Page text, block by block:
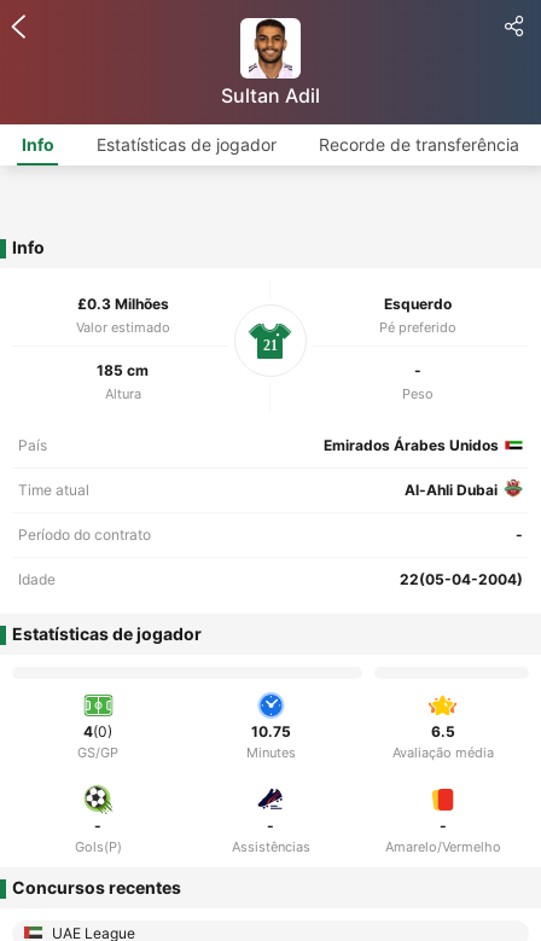
Sultan Adil
Info Estatísticas de jogador Recorde de transferência
Info
£0.3 Milhões
Valor estimado
Esquerdo
Pé preferido
185 cm
Altura
-
Peso
21
País Emirados Árabes Unidos
Time atual Al-Ahli Dubai
Período do contrato -
Idade 22(05-04-2004)
Estatísticas de jogador
4(0)
GS/GP
10.75
Minutes
6.5
Avaliação média
-
Gols(P)
-
Assistências
-
Amarelo/Vermelho
Concursos recentes
UAE League